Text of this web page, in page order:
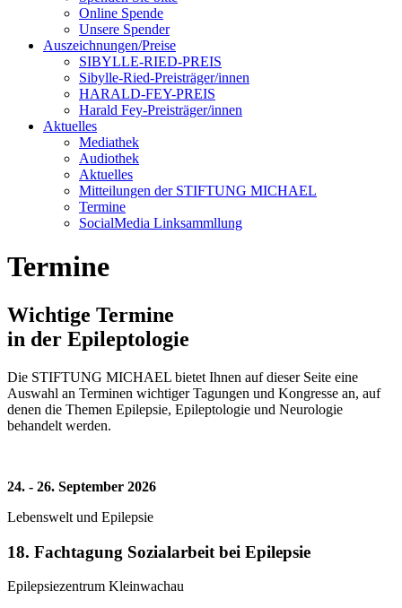
Online Spende
Unsere Spender
Auszeichnungen/Preise
SIBYLLE-RIED-PREIS
Sibylle-Ried-Preisträger/innen
HARALD-FEY-PREIS
Harald Fey-Preisträger/innen
Aktuelles
Mediathek
Audiothek
Aktuelles
Mitteilungen der STIFTUNG MICHAEL
Termine
SocialMedia Linksammllung
Termine
Wichtige Termine
in der Epileptologie
Die STIFTUNG MICHAEL bietet Ihnen auf dieser Seite eine
Auswahl an Terminen wichtiger Tagungen und Kongresse an, auf
denen die Themen Epilepsie, Epileptologie und Neurologie
behandelt werden.
24. - 26. September 2026
Lebenswelt und Epilepsie
18. Fachtagung Sozialarbeit bei Epilepsie
Epilepsiezentrum Kleinwachau